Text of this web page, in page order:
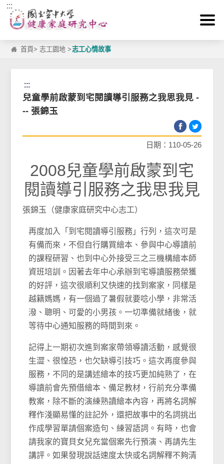
跳到主要內容區塊
:::
首頁>志工園地 >志工心情故事
:::
兒童學前啟蒙到宅閱讀導引服務之我思我見 -
-- 張錦玉
日期：110-05-26
2008兒童學前啟蒙到宅
閱讀導引服務之我思我見
張錦玉（健康家庭研究中心志工）
再度加入「到宅閱讀導引服務」行列，這次可是
有備而來，不但自行購買繪本、參與中心導讀前
的課程研習、也到中心外接受三之三機構繪本師
資班培訓。因著去年中心承辦到宅導讀服務榮獲
的好評，這次很順利又快速的找到案家，同樣是
越籍媽媽，有一個過了暑假就要唸小學，非常活
潑、聰明、可愛的小男孩。一切準備就緒後，就
等待中心通知服務的時間到來。
記得上一期初次進到案家帶領導讀活動，感覺很
生澀、很惶恐，也欠缺導引技巧。這次再度參與
服務，不同的是講述繪本的技巧更加純熟了，在
導讀前會先預借繪本、備足教材，行前充分準備
教案，除不斷的演練熟讀繪本內容，再將名詞解
釋作淺顯易懂的註記外，還把故事中的名詞挑出
作成學習單請個案造句、練習語詞。有時，也會
請我家的寶貝女兒充當個案先行預演、再請先生
講評。如果發現說話速度太快或名詞解釋不夠清